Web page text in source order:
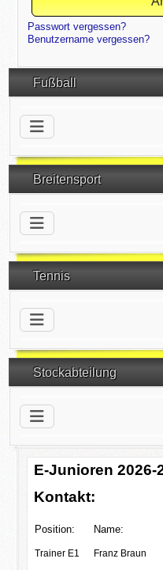
Passwort vergessen?
Benutzername vergessen?
Fußball
Breitensport
Tennis
Stockabteilung
E-Junioren 2026-
Kontakt:
Position: Name:
Trainer E1 Franz Braun